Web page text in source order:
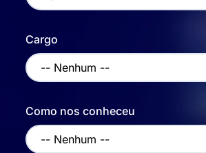
Cargo
Como nos conheceu